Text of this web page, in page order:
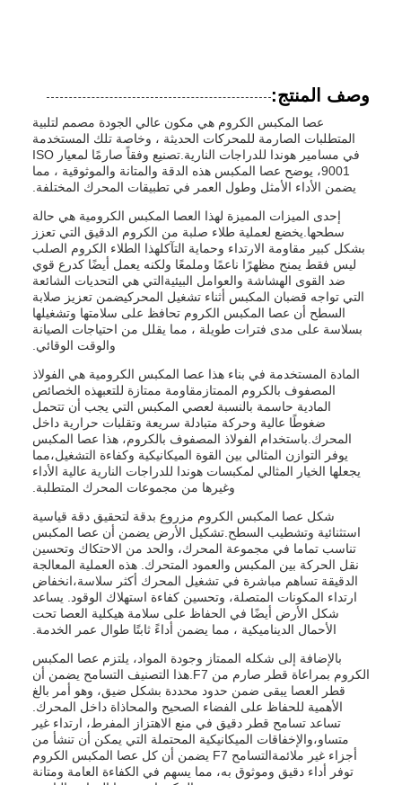
وصف المنتج:
عصا المكبس الكروم هي مكون عالي الجودة مصمم لتلبية
المتطلبات الصارمة للمحركات الحديثة ، وخاصة تلك المستخدمة
في مسامير هوندا للدراجات النارية.تصنيع وفقاً صارمًا لمعيار ISO
9001، يوضح عصا المكبس هذه الدقة والمتانة والموثوقية ، مما
يضمن الأداء الأمثل وطول العمر في تطبيقات المحرك المختلفة.
إحدى الميزات المميزة لهذا العصا المكبس الكرومية هي حالة
سطحها.يخضع لعملية طلاء صلبة من الكروم الدقيق التي تعزز
بشكل كبير مقاومة الارتداء وحماية التآكلهذا الطلاء الكروم الصلب
ليس فقط يمنح مظهرًا ناعمًا وملمعًا ولكنه يعمل أيضًا كدرع قوي
ضد القوى الهشاشة والعوامل البيئيةالتي هي التحديات الشائعة
التي تواجه قضبان المكبس أثناء تشغيل المحركيضمن تعزيز صلابة
السطح أن عصا المكبس الكروم تحافظ على سلامتها وتشغيلها
بسلاسة على مدى فترات طويلة ، مما يقلل من احتياجات الصيانة
والوقت الوقائي.
المادة المستخدمة في بناء هذا عصا المكبس الكرومية هي الفولاذ
المصفوف بالكروم الممتازمقاومة ممتازة للتعبهذه الخصائص
المادية حاسمة بالنسبة لعصي المكبس التي يجب أن تتحمل
ضغوطًا عالية وحركة متبادلة سريعة وتقلبات حرارية داخل
المحرك.باستخدام الفولاذ المصفوف بالكروم، هذا عصا المكبس
يوفر التوازن المثالي بين القوة الميكانيكية وكفاءة التشغيل،مما
يجعلها الخيار المثالي لمكبسات هوندا للدراجات النارية عالية الأداء
وغيرها من مجموعات المحرك المتطلبة.
شكل عصا المكبس الكروم مزروع بدقة لتحقيق دقة قياسية
استثنائية وتشطيب السطح.تشكيل الأرض يضمن أن عصا المكبس
تناسب تماما في مجموعة المحرك، والحد من الاحتكاك وتحسين
نقل الحركة بين المكبس والعمود المتحرك. هذه العملية المعالجة
الدقيقة تساهم مباشرة في تشغيل المحرك أكثر سلاسة،انخفاض
ارتداء المكونات المتصلة، وتحسين كفاءة استهلاك الوقود. يساعد
شكل الأرض أيضًا في الحفاظ على سلامة هيكلية العصا تحت
الأحمال الديناميكية ، مما يضمن أداءً ثابتًا طوال عمر الخدمة.
بالإضافة إلى شكله الممتاز وجودة المواد، يلتزم عصا المكبس
الكروم بمراعاة قطر صارم من F7.هذا التصنيف التسامح يضمن أن
قطر العصا يبقى ضمن حدود محددة بشكل ضيق، وهو أمر بالغ
الأهمية للحفاظ على الفضاء الصحيح والمحاذاة داخل المحرك.
تساعد تسامح قطر دقيق في منع الاهتزاز المفرط، ارتداء غير
متساو،والإخفاقات الميكانيكية المحتملة التي يمكن أن تنشأ من
أجزاء غير ملائمةالتسامح F7 يضمن أن كل عصا المكبس الكروم
توفر أداء دقيق وموثوق به، مما يسهم في الكفاءة العامة ومتانة